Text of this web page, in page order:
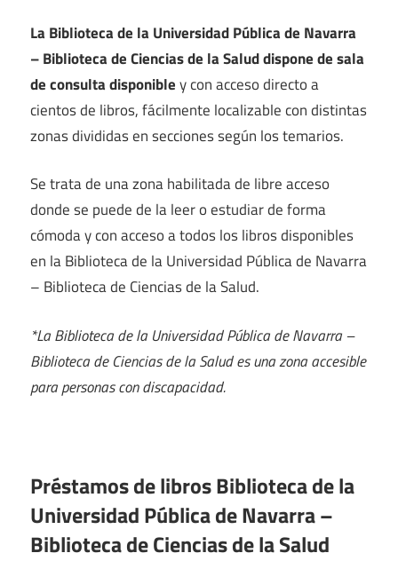
La Biblioteca de la Universidad Pública de Navarra
– Biblioteca de Ciencias de la Salud dispone de sala
de consulta disponibley con acceso directo a
cientos de libros, fácilmente localizable con distintas
zonas divididas en secciones según los temarios.
Se trata de una zona habilitada de libre acceso
donde se puede de la leer o estudiar de forma
cómoda y con acceso a todos los libros disponibles
en la Biblioteca de la Universidad Pública de Navarra
– Biblioteca de Ciencias de la Salud.
*La Biblioteca de la Universidad Pública de Navarra –
Biblioteca de Ciencias de la Salud es una zona accesible
para personas con discapacidad.
Préstamos de libros Biblioteca de la
Universidad Pública de Navarra –
Biblioteca de Ciencias de la Salud